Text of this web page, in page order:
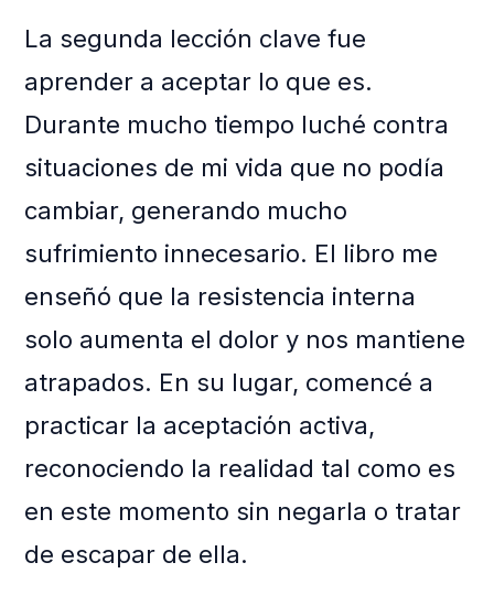
La segunda lección clave fue
aprender a aceptar lo que es.
Durante mucho tiempo luché contra
situaciones de mi vida que no podía
cambiar, generando mucho
sufrimiento innecesario. El libro me
enseñó que la resistencia interna
solo aumenta el dolor y nos mantiene
atrapados. En su lugar, comencé a
practicar la aceptación activa,
reconociendo la realidad tal como es
en este momento sin negarla o tratar
de escapar de ella.